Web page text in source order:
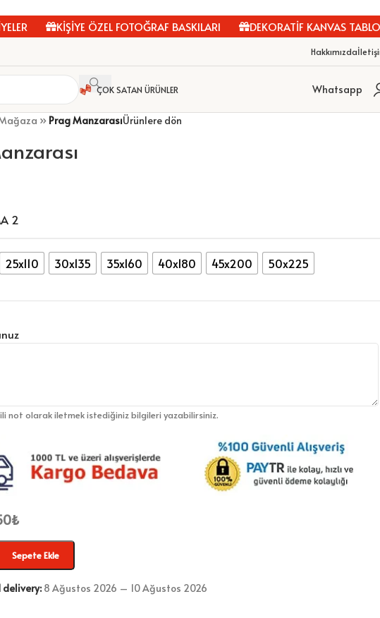
KİŞİYE ÖZEL FOTOĞRAF BASKILARI DEKORATİF KANVAS TABLOLAR
Hakkımızda
ÇOK SATAN ÜRÜNLER Whatsapp
» Prag ManzarasıÜrünlere dön
2
25x110 30x135 35x160 40x180 45x200 50x225
not olarak iletmek istediğiniz bilgileri yazabilirsiniz.
₺
Sepete Ekle
8 Ağustos 2026 – 10 Ağustos 2026